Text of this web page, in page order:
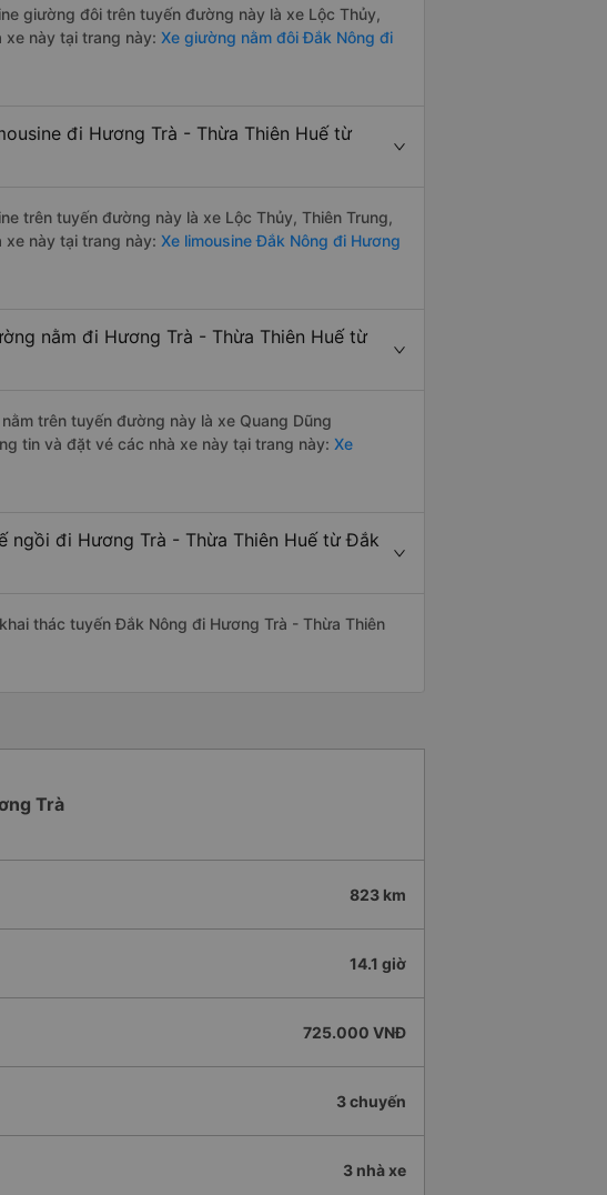
giường đôi trên tuyến đường này là xe Lộc Thủy,
xe này tại trang này: Xe giường nằm đôi Đắk Nông đi
đi Hương Trà - Thừa Thiên Huế từ
trên tuyến đường này là xe Lộc Thủy, Thiên Trung,
xe này tại trang này: Xe limousine Đắk Nông đi Hương
nằm đi Hương Trà - Thừa Thiên Huế từ
trên tuyến đường này là xe Quang Dũng
tin và đặt vé các nhà xe này tại trang này: Xe
ngồi đi Hương Trà - Thừa Thiên Huế từ Đắk
thác tuyến Đắk Nông đi Hương Trà - Thừa Thiên
Trà
823 km
14.1 giờ
725.000 VNĐ
3 chuyến
3 nhà xe